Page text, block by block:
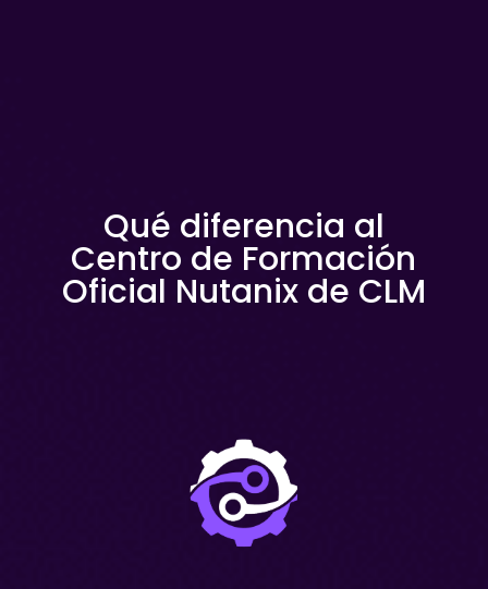
Qué diferencia al
Centro de Formación
Oficial Nutanix de CLM